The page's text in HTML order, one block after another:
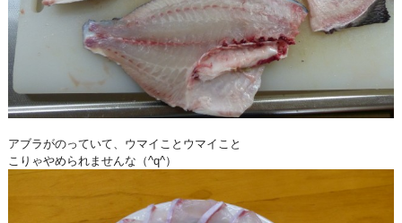
アブラがのっていて、ウマイことウマイこと
こりゃやめられませんな（^q^）